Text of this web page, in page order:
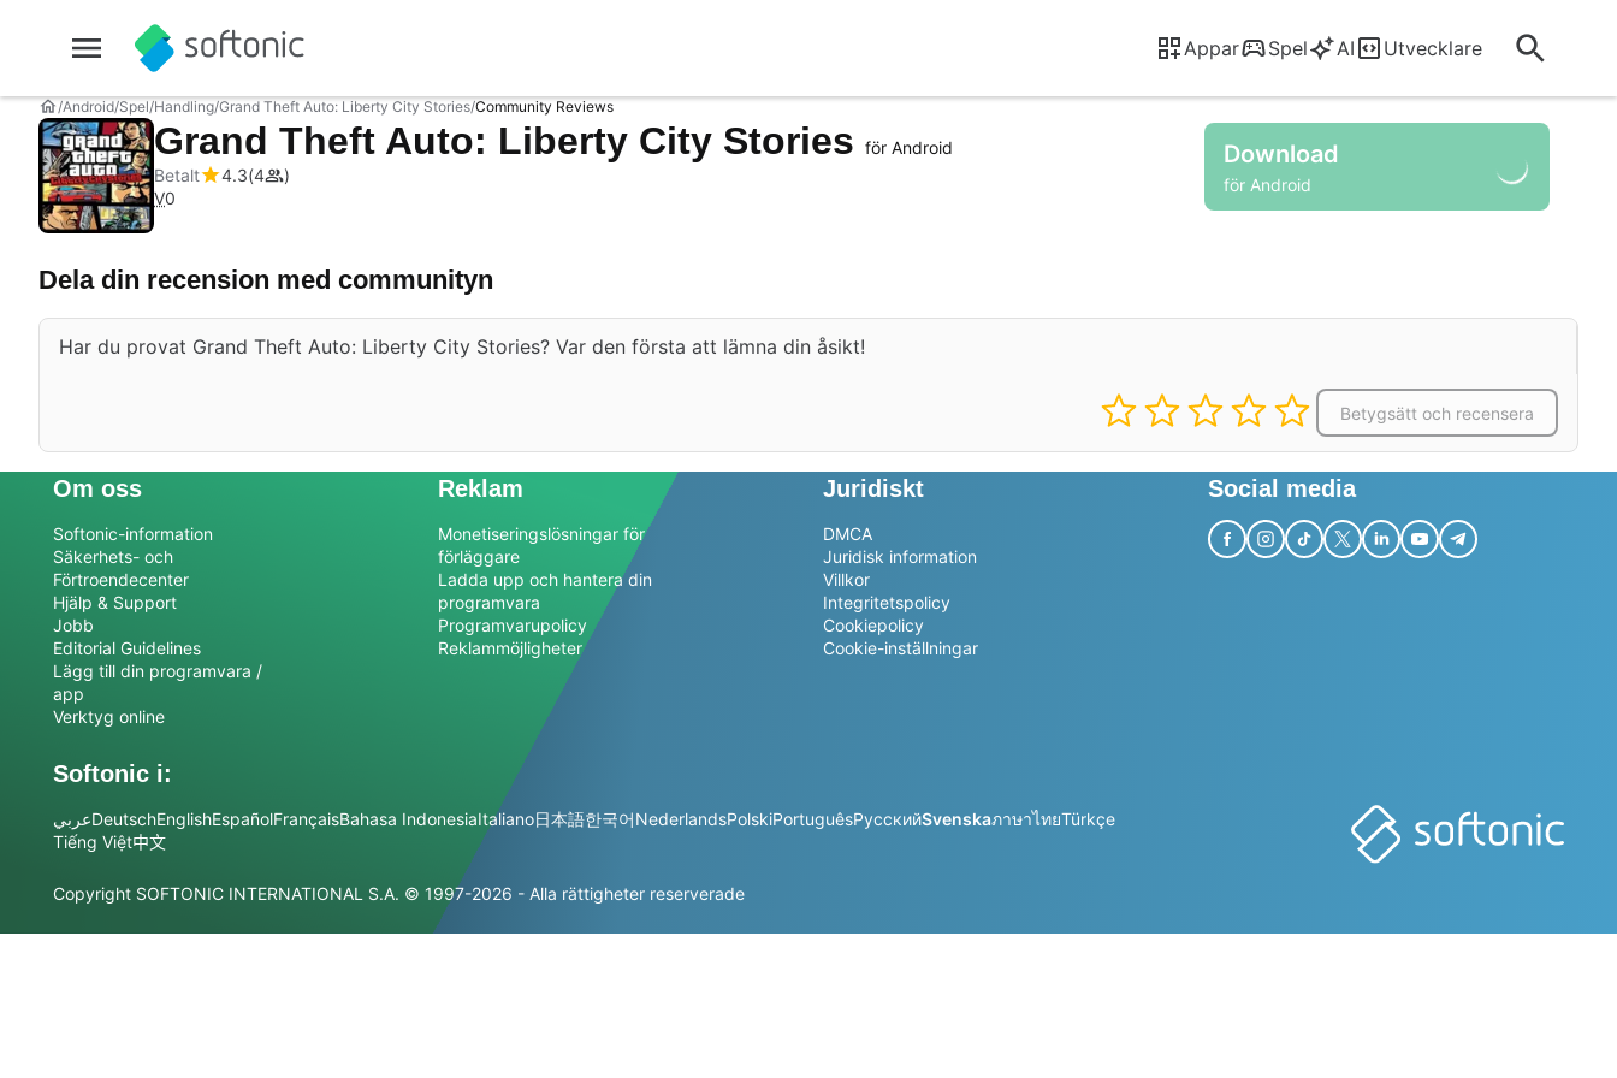
Appar Spel AI Utvecklare
Android Spel Handling Grand Theft Auto: Liberty City Stories Community Reviews
Grand Theft Auto: Liberty City Stories för Android
Betalt
4.3 4
V0
Download
för Android
Dela din recension med communityn
Har du provat Grand Theft Auto: Liberty City Stories? Var den första att lämna din åsikt!
Betygsätt och recensera
Om oss
Softonic-information
Säkerhets- och
Förtroendecenter
Hjälp & Support
Jobb
Editorial Guidelines
Lägg till din programvara /
app
Verktyg online
Reklam
Monetiseringslösningar för
förläggare
Ladda upp och hantera din
programvara
Programvarupolicy
Reklammöjligheter
Juridiskt
DMCA
Juridisk information
Villkor
Integritetspolicy
Cookiepolicy
Cookie-inställningar
Social media
Softonic i:
عربيDeutschEnglishEspañolFrançaisBahasa IndonesiaItaliano日本語한국어NederlandsPolskiPortuguêsРусскийSvenskaภาษาไทยTürkçe
Tiếng Việt中文
Copyright SOFTONIC INTERNATIONAL S.A. © 1997-2026 - Alla rättigheter reserverade